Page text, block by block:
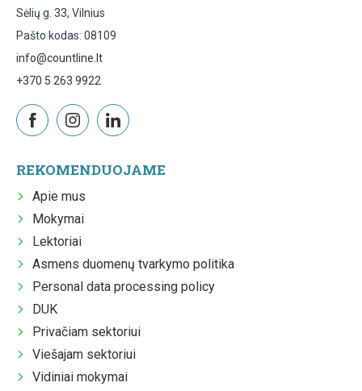
Sėlių g. 33, Vilnius
Pašto kodas: 08109
info@countline.lt
+370 5 263 9922
REKOMENDUOJAME
Apie mus
Mokymai
Lektoriai
Asmens duomenų tvarkymo politika
Personal data processing policy
DUK
Privačiam sektoriui
Viešajam sektoriui
Vidiniai mokymai